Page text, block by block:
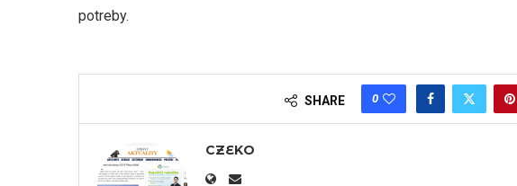
potreby.
SHARE 0
CZEKO